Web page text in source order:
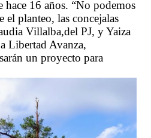
hace 16 años. “No podemos
el planteo, las concejalas
Villalba,del PJ, y Yaiza
Libertad Avanza,
un proyecto para